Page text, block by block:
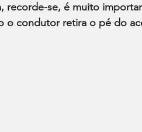
recorde-se, é muito
o condutor retira o pé do